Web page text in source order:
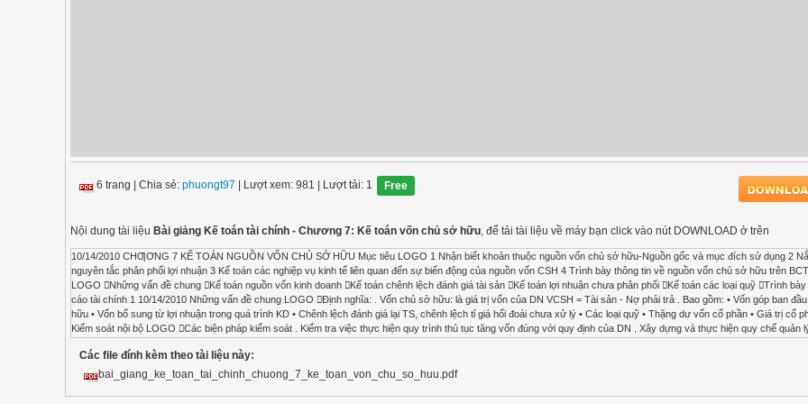
6 trang Chia sẻ: phuongt97 | Lượt xem: 981 | Lượt tải: 1 Free
Nội dung tài liệu Bài giảng Kế toán tài chính - Chương 7: Kế toán vốn chủ sở hữu, để tải tài liệu về máy bạn click vào nút DOWNLOAD ở trên
10/14/2010 CHƢƠNG 7 KẾ TOÁN NGUỒN VỐN CHỦ SỞ HỮU Mục tiêu LOGO 1 Nhận biết khoản thuộc nguồn vốn chủ sở hữu-Nguồn gốc và mục đích sử dụng 2
nguyên tắc phân phối lợi nhuận 3 Kế toán các nghiệp vụ kinh tế liên quan đến sự biến động của nguồn vốn CSH 4 Trình bày thông tin về nguồn vốn chủ sở hữu trên
LOGO Những vấn đề chung Kế toán nguồn vốn kinh doanh Kế toán chênh lệch đánh giá tài sản Kế toán lợi nhuận chưa phân phối Kế toán các loại quỹ Trình
cáo tài chính 1 10/14/2010 Những vấn đề chung LOGO Định nghĩa: . Vốn chủ sở hữu: là giá trị vốn của DN VCSH = Tài sản - Nợ phải trả . Bao gồm: • Vốn góp ban
hữu • Vốn bổ sung từ lợi nhuận trong quá trình KD • Chênh lệch đánh giá lại TS, chênh lệch tỉ giá hối đoái chưa xử lý • Các loại quỹ • Thặng dư vốn cổ phần • Giá trị cổ
Kiểm soát nội bộ LOGO Các biện pháp kiểm soát . Kiểm tra việc thực hiện quy trình thủ tục tăng vốn đúng với quy định của DN . Xây dựng và thực hiện quy chế quản
tổng hợp cho các nghiệp vụ phát sinh Kế toán nguồn vốn kinh doanh LOGO Nguồn vốn kinh doanh là số vốn ban đầu do các chủ sở hữu đóng góp và được bổ sung
trình kinh doanh dưới nhiều hình thức khác nhau (như trích từ lợi nhuận, các khoản được biếu tặng, viện trợ không hoàn lại, xử lý chênh lệch đánh giá lại tài sản hoặc
từ các quỹ,) 2 10/14/2010 Kế toán nguồn vốn kinh doanh LOGO Tài khoản sử dụng: 411-Nguồn vốn kinh doanh SDĐK:XXX Hoàn trả vốn chủ Nhận vốn chủ sở sở hữu
SDCK:XXX Chứng từ sử dụng: . Biên bản bàn giao . Biên bản góp vốn . Phiếu thu Kế toán nguồn vốn kinh doanh LOGO Trả vốn cho chủ sở hữu 411 111,112,211, 421
Các file đính kèm theo tài liệu này:
bai_giang_ke_toan_tai_chinh_chuong_7_ke_toan_von_chu_so_huu.pdf